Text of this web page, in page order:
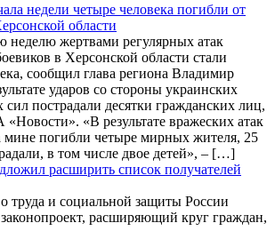
недели четыре человека погибли от
области
неделю жертвами регулярных атак
в Херсонской области стали
сообщил глава региона Владимир
ударов со стороны украинских
пострадали десятки гражданских лиц,
«В результате вражеских атак
мине погибли четыре мирных жителя, 25
в том числе двое детей», – […]
расширить список получателей
труда и социальной защиты России
расширяющий круг граждан,